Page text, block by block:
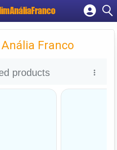
empresa
Criar conta Franco